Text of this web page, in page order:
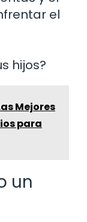
el
hijos?
Mejores
para
un